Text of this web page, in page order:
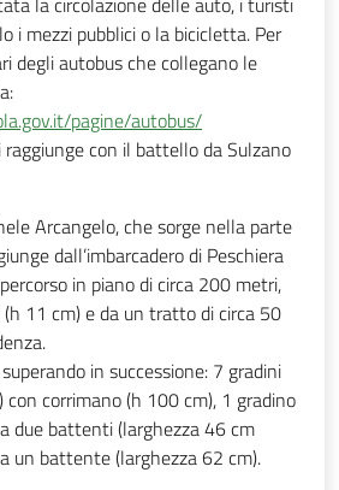
i mezzi pubblici o la bicicletta. Per
degli autobus che collegano le
pagine/autobus/
raggiunge con il battello da Sulzano
Arcangelo, che sorge nella parte
dall’imbarcadero di Peschiera
in piano di circa 200 metri,
11 cm) e da un tratto di circa 50
in successione: 7 gradini
corrimano (h 100 cm), 1 gradino
due battenti (larghezza 46 cm
un battente (larghezza 62 cm).